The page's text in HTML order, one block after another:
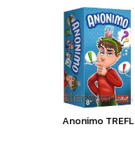
Anonimo TREFL